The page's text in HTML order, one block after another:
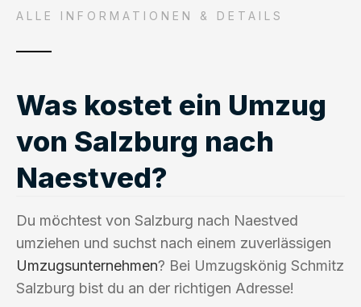
ALLE INFORMATIONEN & DETAILS
Was kostet ein Umzug
von Salzburg nach
Naestved?
Du möchtest von Salzburg nach Naestved
umziehen und suchst nach einem zuverlässigen
Umzugsunternehmen? Bei Umzugskönig Schmitz
Salzburg bist du an der richtigen Adresse!